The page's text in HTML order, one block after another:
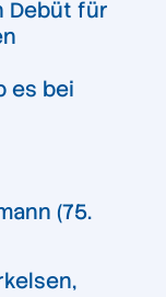
Debüt für
es bei
(75.